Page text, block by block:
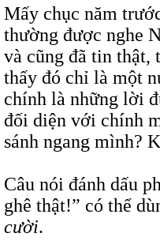
Mấy chục năm
thường được nghe
và cũng đã tin thật,
thấy đó chỉ là một
chính là những lời
đối diện với chính
sánh ngang mình?
Câu nói đánh dấu
ghê thật!” có thể
cười.